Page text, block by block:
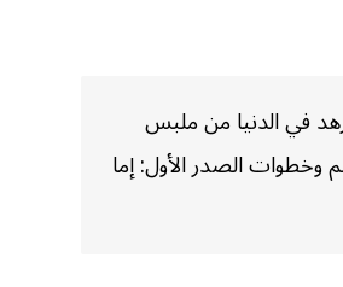
في الدنيا من ملبس
وخطوات الصدر الأول: إما